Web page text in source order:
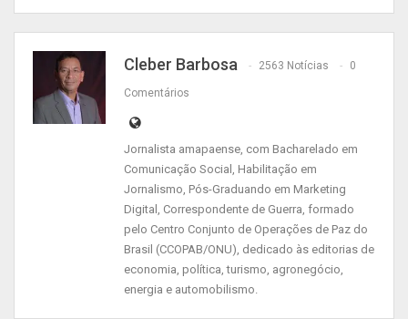
Educação Física, Ciência Contábeis, Enfermagem
e Jornalismo, Tecnologia de Informação,
Recursos Humanos, Biologia e Medicina
Veterinária.
Cleber Barbosa 2563 Notícias 0
Comentários
Jornalista amapaense, com Bacharelado em
Comunicação Social, Habilitação em
Jornalismo, Pós-Graduando em Marketing
Digital, Correspondente de Guerra, formado
pelo Centro Conjunto de Operações de Paz do
Brasil (CCOPAB/ONU), dedicado às editorias de
economia, política, turismo, agronegócio,
energia e automobilismo.